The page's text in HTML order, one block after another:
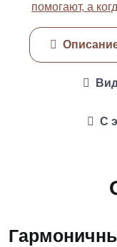
помогают, а
С